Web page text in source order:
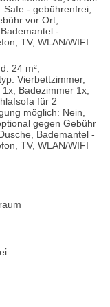
Safe - gebührenfrei,
vor Ort,
-
TV, WLAN/WIFI
24 m²,
Vierbettzimmer,
Badezimmer 1x,
für 2
möglich: Nein,
gegen Gebühr
Bademantel -
TV, WLAN/WIFI